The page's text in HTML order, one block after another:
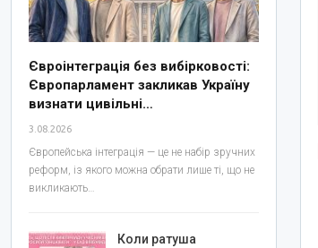
Євроінтеграція без вибірковості:
Європарламент закликав Україну
визнати цивільні…
3.08.2026
Європейська інтеграція — це не набір зручних
реформ, із якого можна обрати лише ті, що не
викликають…
Коли ратуша